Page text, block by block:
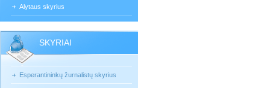
Alytaus skyrius
SKYRIAI
Esperantininkų žurnalistų skyrius